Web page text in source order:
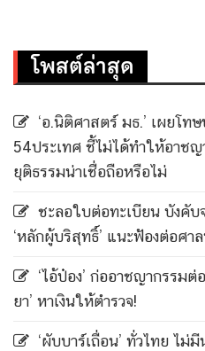
โพสต์ล่าสุด
‘อ.นิติศาสตร์ มธ.’ เผยโท
54ประเทศ ชี้ไม่ได้ทำให้อาชญ
ยุติธรรมน่าเชื่อถือหรือไม่
ชะลอใบต่อทะเบียน บังคับ
‘หลักผู้บริสุทธิ์’ แนะฟ้องต่อศา
‘ไอ้ป๋อง’ ก่ออาชญากรรมต่
ยา’ หาเงินให้ตำรวจ!
‘ผับบาร์เถื่อน’ ทั่วไทย ไม่